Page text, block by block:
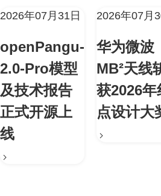
2026年07月31日
openPangu-
2.0-Pro模型
及技术报告
正式开源上
线
2026年07月
华为微波
MB²天线
获2026年
点设计大